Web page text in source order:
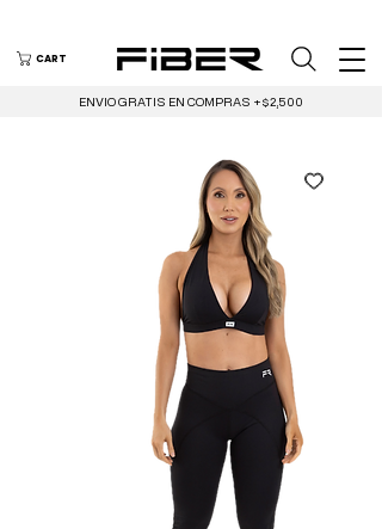
CART
ENVIO GRATIS EN COMPRAS +$2,500